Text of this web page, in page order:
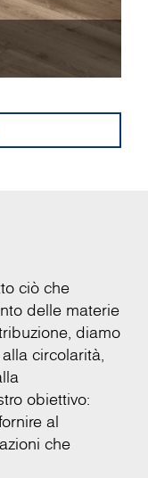
ciò che
delle materie
diamo
circolarità,
obiettivo:
al
che